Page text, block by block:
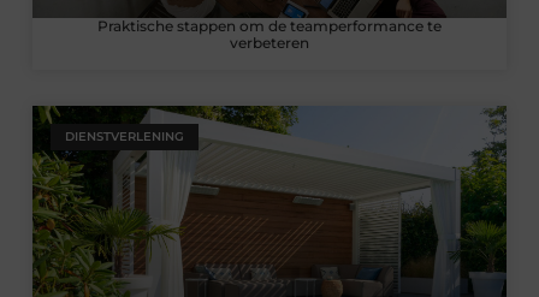
Praktische stappen om de teamperformance te
verbeteren
DIENSTVERLENING